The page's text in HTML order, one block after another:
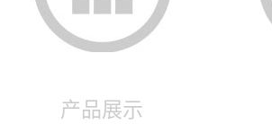
产品展示